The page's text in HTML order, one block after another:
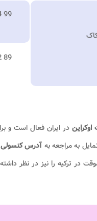
99
89
در ایران فعال است و
به مراجعه به آدرس کنسولی
در ترکیه را نیز در نظر